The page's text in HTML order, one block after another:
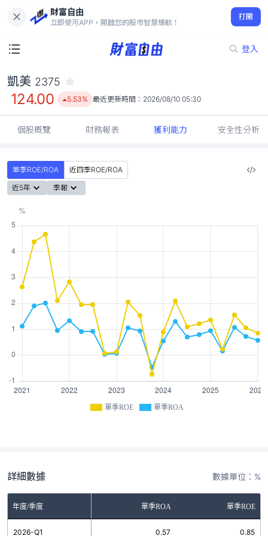
財富自由
立即使用APP，開啟您的股市智慧導航！
打開
登入
124.00
5.53%
凱美 2375
124.00 5.53% 最近更新時間： 2026/08/10 05:30
個股概覽 財務報表 獲利能力 安全性分析
單季ROE/ROA
近四季ROE/ROA
近5年
季報
單季ROE 單季ROA
詳細數據 數據單位：%
年度/季度 單季ROA 單季ROE
2026-Q1 0.57 0.85